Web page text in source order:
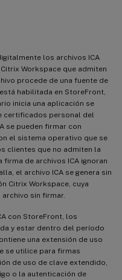
los archivos ICA
Workspace que admiten
procede de una fuente de
habilitada en StoreFront,
inicia una aplicación se
certificados personal del
se pueden firmar con
el sistema operativo que se
clientes que no admiten la
de archivos ICA ignoran
el archivo ICA se genera sin
Citrix Workspace, cuya
sin firmar.
con StoreFront, los
y estar dentro del período
una extensión de uso
se utilice para firmas
de uso de clave extendido,
o la autenticación de